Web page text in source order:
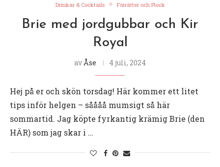
Drinkar & Cocktails Förrätter och Plock
Brie med jordgubbar och Kir
Royal
av Åse 4 juli, 2024
Hej på er och skön torsdag! Här kommer ett litet
tips inför helgen – såååå mumsigt så här
sommartid. Jag köpte fyrkantig krämig Brie (den
HÄR) som jag skar i …